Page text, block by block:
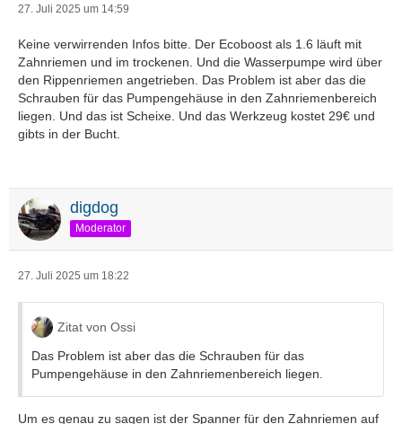
27. Juli 2025 um 14:59
Keine verwirrenden Infos bitte. Der Ecoboost als 1.6 läuft mit
Zahnriemen und im trockenen. Und die Wasserpumpe wird über
den Rippenriemen angetrieben. Das Problem ist aber das die
Schrauben für das Pumpengehäuse in den Zahnriemenbereich
liegen. Und das ist Scheixe. Und das Werkzeug kostet 29€ und
gibts in der Bucht.
digdog
Moderator
27. Juli 2025 um 18:22
Zitat von Ossi
Das Problem ist aber das die Schrauben für das
Pumpengehäuse in den Zahnriemenbereich liegen.
Um es genau zu sagen ist der Spanner für den Zahnriemen auf